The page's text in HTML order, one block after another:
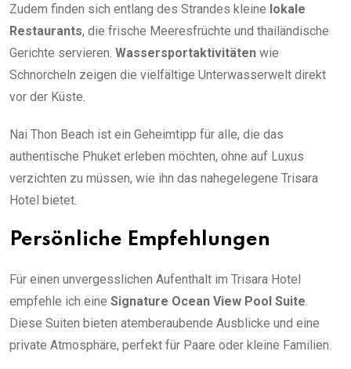
Zudem finden sich entlang des Strandes kleine lokale
Restaurants, die frische Meeresfrüchte und thailändische
Gerichte servieren. Wassersportaktivitäten wie
Schnorcheln zeigen die vielfältige Unterwasserwelt direkt
vor der Küste.
Nai Thon Beach ist ein Geheimtipp für alle, die das
authentische Phuket erleben möchten, ohne auf Luxus
verzichten zu müssen, wie ihn das nahegelegene Trisara
Hotel bietet.
Persönliche Empfehlungen
Für einen unvergesslichen Aufenthalt im Trisara Hotel
empfehle ich eine Signature Ocean View Pool Suite
Diese Suiten bieten atemberaubende Ausblicke und eine
private Atmosphäre, perfekt für Paare oder kleine Familien.